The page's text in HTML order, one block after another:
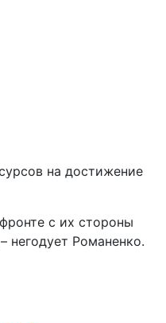
на достижение
с их стороны
негодует Романенко.